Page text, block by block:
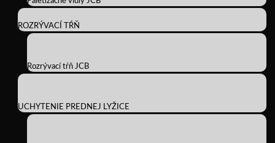
ROZRÝVACÍ TŔŇ
Rozrývací tŕň JCB
UCHYTENIE PREDNEJ LYŽICE